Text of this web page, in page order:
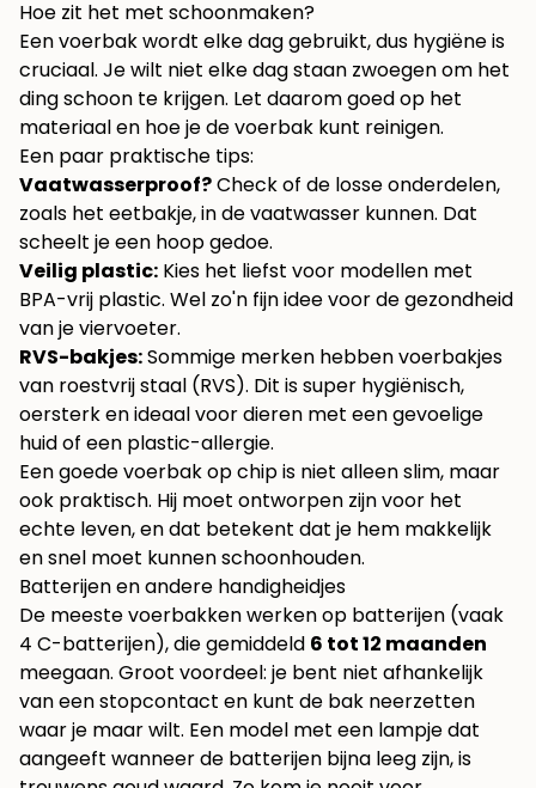
Hoe zit het met schoonmaken?
Een voerbak wordt elke dag gebruikt, dus hygiëne is
cruciaal. Je wilt niet elke dag staan zwoegen om het
ding schoon te krijgen. Let daarom goed op het
materiaal en hoe je de voerbak kunt reinigen.
Een paar praktische tips:
Vaatwasserproof?Check of de losse onderdelen,
zoals het eetbakje, in de vaatwasser kunnen. Dat
scheelt je een hoop gedoe.
Veilig plastic: Kies het liefst voor modellen met
BPA-vrij plastic. Wel zo'n fijn idee voor de gezondheid
van je viervoeter.
RVS-bakjes:Sommige merken hebben voerbakjes
van roestvrij staal (RVS). Dit is super hygiënisch,
oersterk en ideaal voor dieren met een gevoelige
huid of een plastic-allergie.
Een goede voerbak op chip is niet alleen slim, maar
ook praktisch. Hij moet ontworpen zijn voor het
echte leven, en dat betekent dat je hem makkelijk
en snel moet kunnen schoonhouden.
Batterijen en andere handigheidjes
De meeste voerbakken werken op batterijen (vaak
4 C-batterijen), die gemiddeld 6 tot 12 maanden
meegaan. Groot voordeel: je bent niet afhankelijk
van een stopcontact en kunt de bak neerzetten
waar je maar wilt. Een model met een lampje dat
aangeeft wanneer de batterijen bijna leeg zijn, is